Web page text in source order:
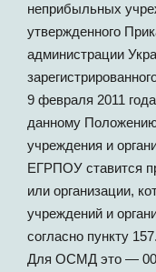
неприбыльных
утвержденного
администрации
9 февраля 2011
данному
учреждения и
ЕГРПОУ ставится
или организации,
учреждений и
согласно пункту
Для ОСМД это —